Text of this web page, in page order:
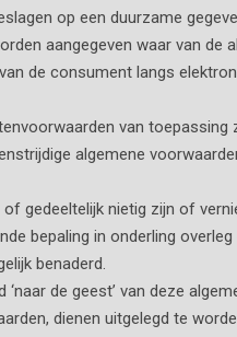
op een duurzame
aangegeven waar van de
de consument langs
van toepassing
algemene
gedeeltelijk nietig zijn of
bepaling in onderling overleg
benaderd.
de geest’ van deze
dienen uitgelegd te